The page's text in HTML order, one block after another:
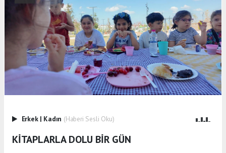
Erkek | Kadın (Haberi Sesli Oku)
KİTAPLARLA DOLU BİR GÜN